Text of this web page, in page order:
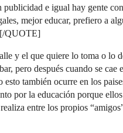
publicidad e igual hay gente
mejor educar, prefiero a
QUOTE]
y el que quiere lo toma o lo
pero después cuando se
esto también ocurre en los
por la educación porque
entre los propios